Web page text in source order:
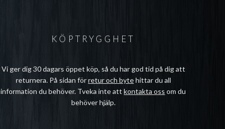
KÖPTRYGGHET
Vi ger dig 30 dagars öppet köp, så du har god tid på dig att
returnera. På sidan förretur och bytehittar du all
information du behöver. Tveka inte attkontakta oss om du
behöver hjälp.